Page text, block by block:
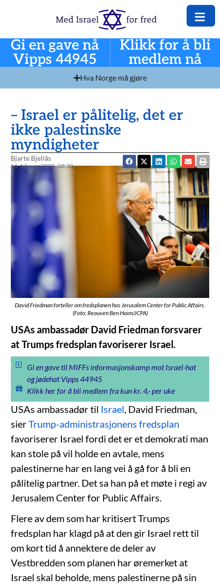
Gi en gave nå
Vipps 44945
Klikk for å bli
medlem nå
Hva Norge må gjøre
– Israel er pålitelig, det er
ikke palestinske
myndigheter
Bjarte Bjellås
11. februar 2020 08:30
David Friedman forteller om fredsplanen hos Jerusalem Center for Public Affairs.
(Foto: Reouven Ben Haim/JCPA)
USAs ambassadør David Friedman forsvarer
at Trumps fredsplan favoriserer Israel.
Gi en gave til MIFFs informasjonskamp mot Israel-hat
og jødehat Vipps 44945
Klikk her for å bli medlem fra kun kr. 4,- per uke
USAs ambassadør til Israel, David Friedman,
sierTrump-administrasjonens fredsplan
favoriserer Israel fordi det er et demokrati man
kan stole på vil holde en avtale, mens
palestinerne har en lang vei å gå for å bli en
pålitelig partner. Det sa han på et møte i regi av
Jerusalem Center for Public Affairs.
Flere av dem som har kritisert Trumps
fredsplan har klagd på at den gir Israel rett til
om kort tid å annektere de deler av
Vestbredden som planen har øremerket at
Israel skal beholde, mens palestinerne på sin